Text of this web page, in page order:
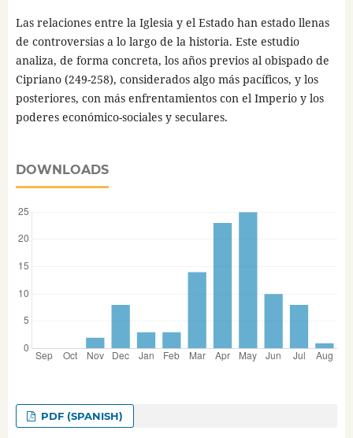
Las relaciones entre la Iglesia y el Estado han estado llenas
de controversias a lo largo de la historia. Este estudio
analiza, de forma concreta, los años previos al obispado de
Cipriano (249-258), considerados algo más pacíficos, y los
posteriores, con más enfrentamientos con el Imperio y los
poderes económico-sociales y seculares.
DOWNLOADS
PDF (SPANISH)